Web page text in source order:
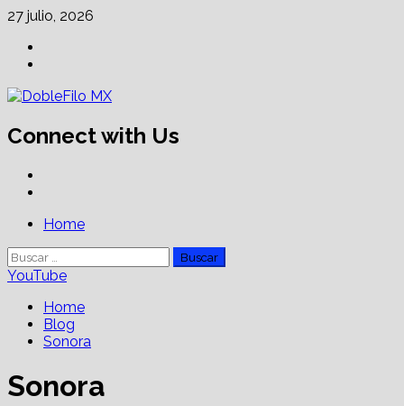
Skip
content
27 julio, 2026
Connect with Us
PrimaryHome
Buscar:
YouTube
Home
Blog
Sonora
Sonora